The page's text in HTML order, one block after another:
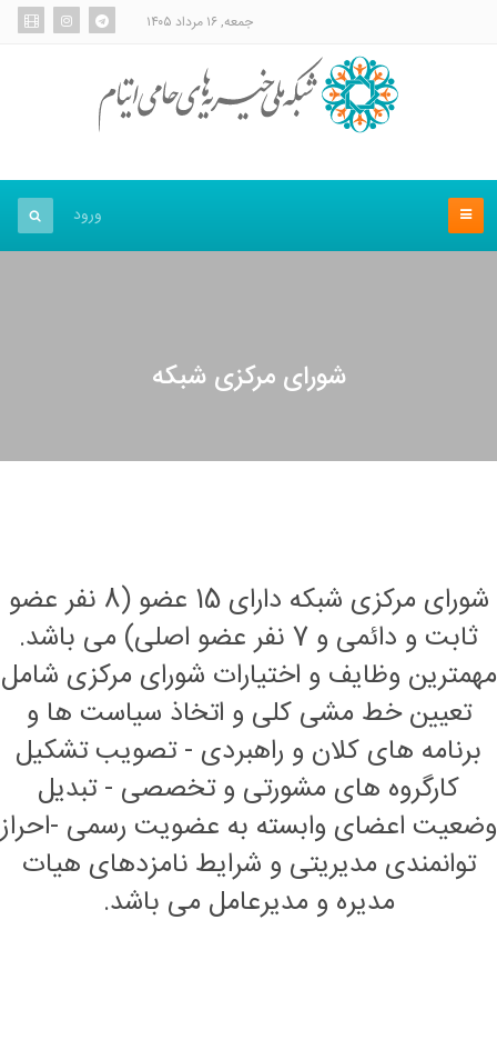
جمعه, ۱۶ مرداد ۱۴۰۵
ورود
شورای مرکزی شبکه
شورای مرکزی شبکه دارای 15 عضو (8 نفر عضو
ثابت و دائمی و 7 نفر عضو اصلی) می باشد.
مهمترین وظایف و اختیارات شورای مرکزی شامل
تعیین خط مشی کلی و اتخاذ سیاست ها و
برنامه های کلان و راهبردی - تصویب تشکیل
کارگروه های مشورتی و تخصصی - تبدیل
وضعیت اعضای وابسته به عضویت رسمی -احراز
توانمندی مدیریتی و شرایط نامزدهای هیات
مدیره و مدیرعامل می باشد.